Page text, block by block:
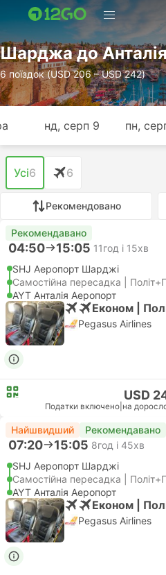
Шарджа до
6 поїздок (USD 206 – USD 242)
нд, серп 9 пн,
Усі6 6
Рекомендовано
Рекомендавано
04:50 15:05 11год і 15хв
SHJ Аеропорт Шарджі
Самостійна пересадка |
AYT Анталія Аеропорт
Економ |
Pegasus Airlines
USD
Податки включено на
Найшвидший Рекомендавано
07:20 15:05 8год і 45хв
SHJ Аеропорт Шарджі
Самостійна пересадка |
AYT Анталія Аеропорт
Економ |
Pegasus Airlines